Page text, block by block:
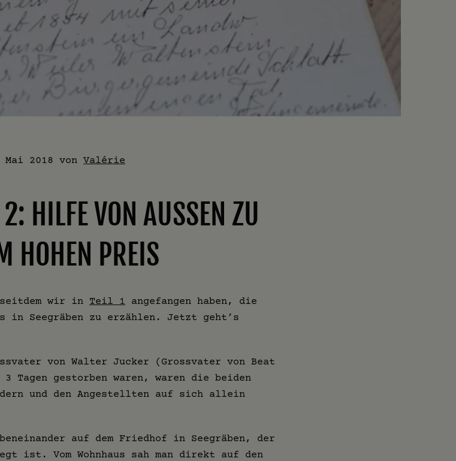
Mai 2018 von Valérie
HILFE VON AUSSEN ZU
HOHEN PREIS
wir in Teil 1 angefangen haben, die
in Seegräben zu erzählen. Jetzt geht’s
von Walter Jucker (Grossvater von Beat
Tagen gestorben waren, waren die beiden
und den Angestellten auf sich allein
auf dem Friedhof in Seegräben, der
ist. Vom Wohnhaus sah man direkt auf den